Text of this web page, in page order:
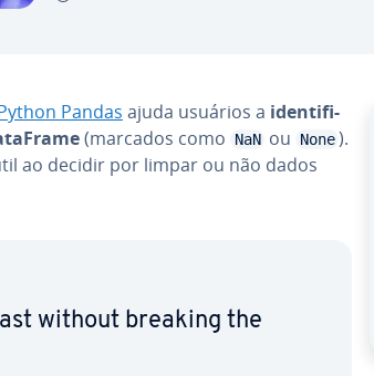
Pandas ajuda usuários a iden­ti­fi­
(marcados como NaN ou None ).
ao decidir por limpar ou não dados
without breaking the